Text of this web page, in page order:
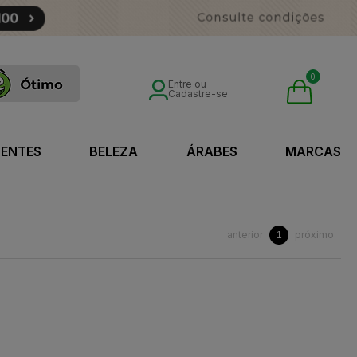
Entre ou
Cadastre-se
0
BELEZA ÁRABES MARCAS
anterior 1 próximo